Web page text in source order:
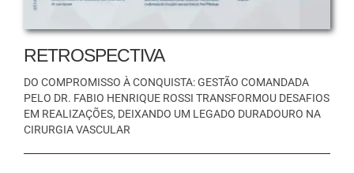
RETROSPECTIVA
DO COMPROMISSO À CONQUISTA: GESTÃO COMANDADA
PELO DR. FABIO HENRIQUE ROSSI TRANSFORMOU DESAFIOS
EM REALIZAÇÕES, DEIXANDO UM LEGADO DURADOURO NA
CIRURGIA VASCULAR